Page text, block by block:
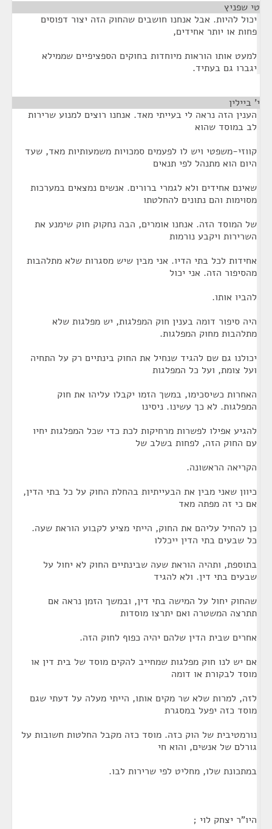
טי שפניץ
יכול להיות. אבל אנחנו חושבים שהחוק הזה יצור דפוסים
פחות או יותר אחידים,
למעט אותו הוראות מיוחדות בחוקים הספציפיים שממילא
יגברו גם בעתיד.
י' ביילין
הענין הזה נראה לי בעייתי מאד. אנחנו רוצים למנוע שרירות
לב במוסד שהוא
קווזי-משפטי ויש לו לפעמים סמכויות משמעותיות מאד, שעד
היום הוא מתנהל לפי תנאים
שאינם אחידים ולא לגמרי ברורים. אנשים נמצאים במערכות
מסוימות והם נתונים להחלטתו
של המוסד הזה. אנחנו אומרים, הבה נחקוק חוק שימנע את
השרירות ויקבע נורמות
אחידות לכל בתי הדיו. אני מבין שיש מסגרות שלא מתלהבות
מהסיפור הזה. אני יכול
להביו אותו.
היה סיפור דומה בענין חוק המפלגות, יש מפלגות שלא
מתלהבות מחוק המפלגות.
יכולנו גם שם להגיד שנחיל את החוק בינתיים רק על התחיה
ועל צומת, ועל כל המפלגות
האחרות כשיסכימו, במשך הזמו יקבלו עליהו את חוק
המפלגות. לא כך עשינו. ניסינו
להגיע אפילו לפשרות מרחיקות לכת כדי שכל המפלגות יחיו
עם החוק הזה, לפחות בשלב של
הקריאה הראשונה.
כיוון שאני מבין את הבעייתיות בהחלת החוק על כל בתי הדין,
אם כי זה מפתה מאד
כן להחיל עליהם את החוק, הייתי מציע לקבוע הוראת שעה.
כל שבעים בתי הדין ייכללו
בתוספת, ותהיה הוראת שעה שבינתיים החוק לא יחול על
שבעים בתי דין. ולא להגיד
שהחוק יחול על המישה בתי דין, ובמשך הזמן נראה אם
תתרצה המשטרה ואם יתרצו מוסדות
אחרים שבית הדין שלהם יהיה כפוף לחוק הזה.
אם יש לנו חוק מפלגות שמחייב להקים מוסד של בית דין או
מוסד לבקורת או דומה
לזה, למרות שלא שר מקים אותו, הייתי מעלה על דעתי שגם
מוסד כזה יפעל במסגרת
נורמטיבית של הוק כזה. מוסד כזה מקבל החלטות חשובות על
גורלם של אנשים, והוא חי
במתכונת שלו, מחליט לפי שרירות לבו.
היו"ר יצחק לוי ;